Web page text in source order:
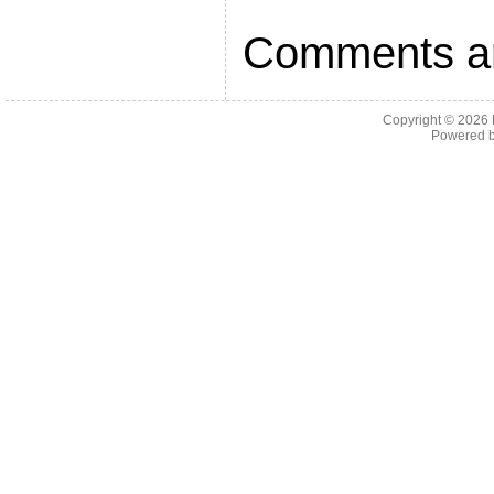
Comments
Copyright © 2026
Powered